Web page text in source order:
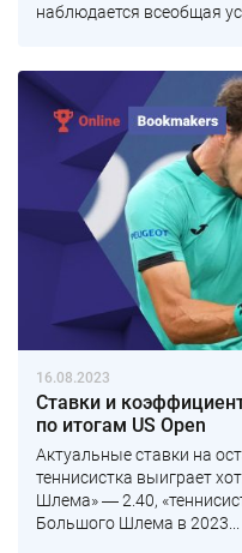
наблюдается всеобщая
16.08.2023
Ставки и
по итогам US Open
Актуальные ставки на
теннисистка выиграет
Шлема» ― 2.40,
Большого Шлема в 2023...